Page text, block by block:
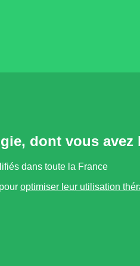
dont vous avez
dans toute la France
optimiser leur utilisation